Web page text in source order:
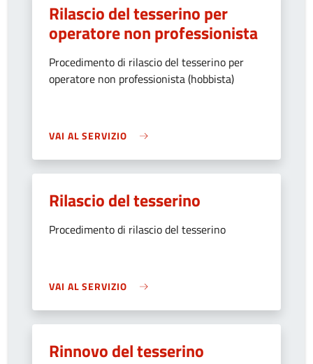
Rilascio del tesserino per
operatore non professionista
Procedimento di rilascio del tesserino per
operatore non professionista (hobbista)
VAI AL SERVIZIO
Rilascio del tesserino
Procedimento di rilascio del tesserino
VAI AL SERVIZIO
Rinnovo del tesserino